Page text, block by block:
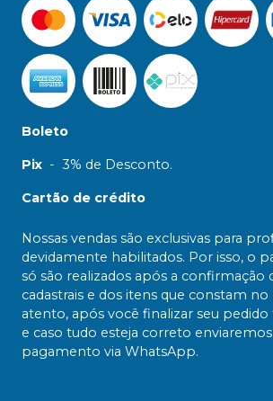
Boleto
Pix - 3% de Desconto.
Cartão de crédito
Nossas vendas são exclusivas para
devidamente habilitados. Por isso, o
só são realizados após a confirmação
cadastrais e dos itens que constam no
atento, após você finalizar seu pedido
e caso tudo esteja correto
pagamento via WhatsApp.